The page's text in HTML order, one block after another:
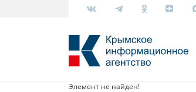
Элемент не найден!